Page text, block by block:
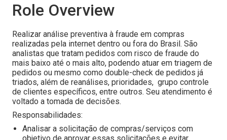
Role Overview
Realizar análise preventiva à fraude em compras
realizadas pela internet dentro ou fora do Brasil. São
analistas que tratam pedidos com risco de fraude do
mais baixo até o mais alto, podendo atuar em triagem de
pedidos ou mesmo como double-check de pedidos já
triados, além de reanálises, prioridades, grupo controle
de clientes específicos, entre outros. Seu atendimento é
voltado a tomada de decisões.
Responsabilidades:
Analisar a solicitação de compras/serviços com